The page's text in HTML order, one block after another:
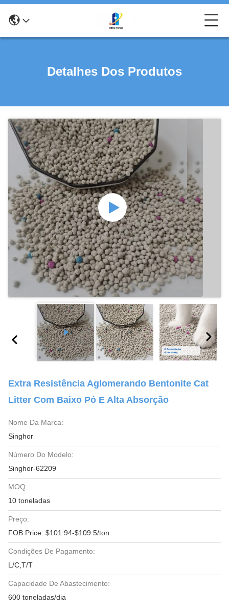
Detalhes Dos Produtos
Extra Resistência Aglomerando Bentonite Cat
Litter Com Baixo Pó E Alta Absorção
Nome Da Marca:
Singhor
Número Do Modelo:
Singhor-62209
MOQ:
10 toneladas
Preço:
FOB Price: $101.94-$109.5/ton
Condições De Pagamento:
L/C,T/T
Capacidade De Abastecimento:
600 toneladas/dia